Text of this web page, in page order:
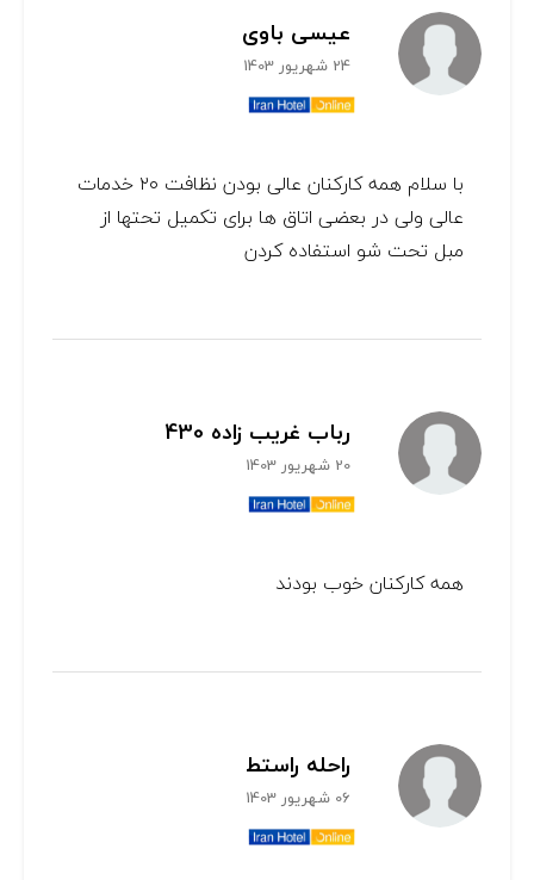
عیسی باوی
24 شهریور 1403
با سلام همه کارکنان عالی بودن نظافت ۲۰ خدمات
عالی ولی در بعضی اتاق ها برای تکمیل تحتها از
مبل تحت شو استفاده کردن
رباب غریب زاده 430
20 شهریور 1403
همه کارکنان خوب بودند
راحله راستط
06 شهریور 1403